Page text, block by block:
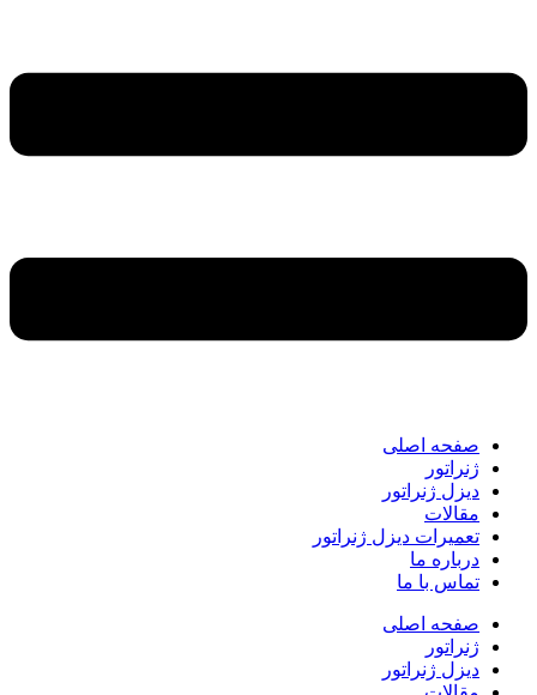
صفحه اصلی
ژنراتور
دیزل ژنراتور
مقالات
تعمیرات دیزل ژنراتور
درباره ما
تماس با ما
صفحه اصلی
ژنراتور
دیزل ژنراتور